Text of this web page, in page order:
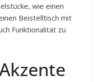
wie einen
Beistelltisch mit
Funktionalität zu